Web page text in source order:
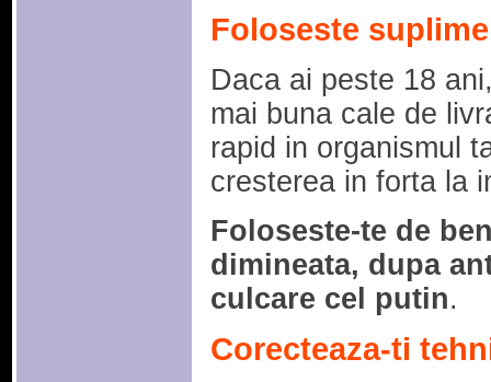
Foloseste
Daca ai peste 18
mai buna cale de
rapid in organismul
cresterea in forta la
Foloseste-te de
dimineata, dupa
culcare cel putin.
Corecteaza-ti